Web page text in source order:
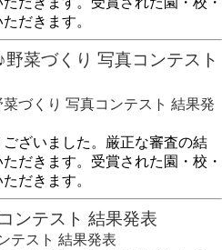
だきます。
菜づくり 写真コンテスト
ざいました。厳正な審査の結
だきます。受賞された園・校・
だきます。
ンテスト 結果発表